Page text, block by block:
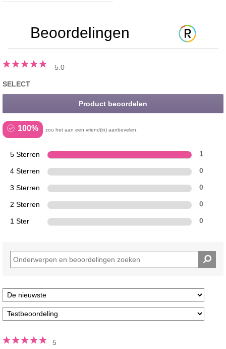
Beoordelingen
5.0
SELECT
Product beoordelen
100% zou het aan een vriend(in) aanbevelen.
5 Sterren 1
4 Sterren 0
3 Sterren 0
2 Sterren 0
1 Ster 0
5